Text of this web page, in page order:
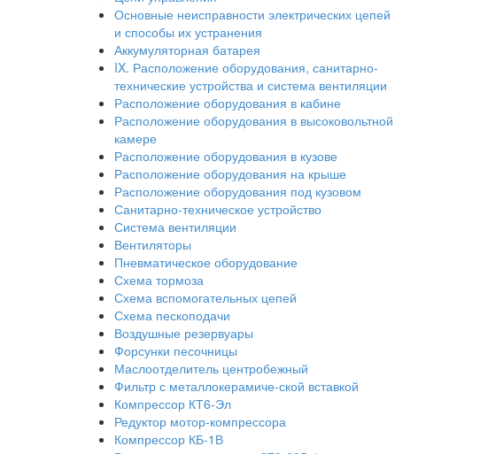
Основные неисправности электрических цепей
и способы их устранения
Аккумуляторная батарея
IX. Расположение оборудования, санитарно-
технические устройства и система вентиляции
Расположение оборудования в кабине
Расположение оборудования в высоковольтной
камере
Расположение оборудования в кузове
Расположение оборудования на крыше
Расположение оборудования под кузовом
Санитарно-техническое устройство
Система вентиляции
Вентиляторы
Пневматическое оборудование
Схема тормоза
Схема вспомогательных цепей
Схема пескоподачи
Воздушные резервуары
Форсунки песочницы
Маслоотделитель центробежный
Фильтр с металлокерамиче-ской вставкой
Компрессор КТ6-Эл
Редуктор мотор-компрессора
Компрессор КБ-1В